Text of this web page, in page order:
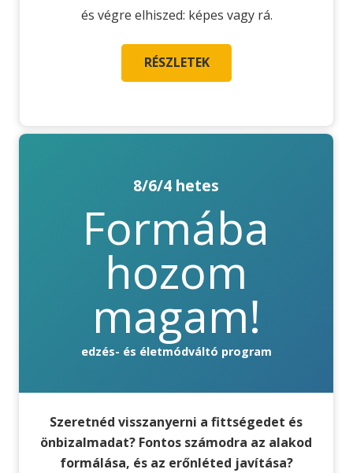
és végre elhiszed: képes vagy rá.
RÉSZLETEK
8/6/4 hetes
Formába
hozom
magam!
edzés- és életmódváltó program
Szeretnéd visszanyerni a fittségedet és
önbizalmadat? Fontos számodra az alakod
formálása, és az erőnléted javítása?